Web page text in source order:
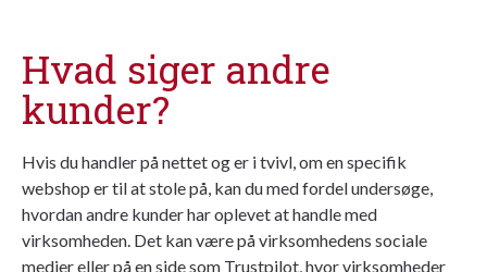
Hvad siger andre
kunder?
Hvis du handler på nettet og er i tvivl, om en specifik
webshop er til at stole på, kan du med fordel undersøge,
hvordan andre kunder har oplevet at handle med
virksomheden. Det kan være på virksomhedens sociale
medier eller på en side som Trustpilot, hvor virksomheder